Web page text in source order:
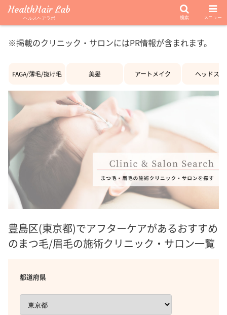
※掲載のクリニック・サロンにはPR情報が含まれます。
FAGA/薄毛/抜け毛 美髪 アートメイク ヘッドスパ
豊島区(東京都)でアフターケアがあるおすすめ
のまつ毛/眉毛の施術クリニック・サロン一覧
都道府県
HealthHair Lab
ヘルスヘアラボ 検索 メニュー